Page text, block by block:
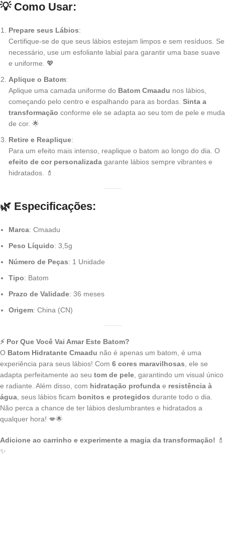
💡 Como Usar:
Prepare seus Lábios:
Certifique-se de que seus lábios estejam limpos e sem resíduos. Se
necessário, use um esfoliante labial para garantir uma base suave
e uniforme. 💖
Aplique o Batom:
Aplique uma camada uniforme do Batom Cmaadu nos lábios,
começando pelo centro e espalhando para as bordas. Sinta a
transformação conforme ele se adapta ao seu tom de pele e muda
de cor. 🌟
Retire e Reaplique:
Para um efeito mais intenso, reaplique o batom ao longo do dia. O
efeito de cor personalizada garante lábios sempre vibrantes e
hidratados. 💄
🌿 Especificações:
Marca: Cmaadu
Peso Líquido: 3,5g
Número de Peças: 1 Unidade
Tipo: Batom
Prazo de Validade: 36 meses
Origem: China (CN)
⚡ Por Que Você Vai Amar Este Batom?
O Batom Hidratante Cmaadu não é apenas um batom, é uma
experiência para seus lábios! Com 6 cores maravilhosas, ele se
adapta perfeitamente ao seu tom de pele, garantindo um visual único
e radiante. Além disso, com hidratação profunda e resistência à
água, seus lábios ficam bonitos e protegidos durante todo o dia.
Não perca a chance de ter lábios deslumbrantes e hidratados a
qualquer hora! 💋🌟
Adicione ao carrinho e experimente a magia da transformação! 💄
✨